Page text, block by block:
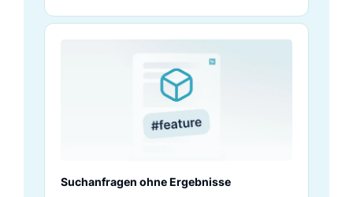
Suchanfragen ohne Ergebnisse